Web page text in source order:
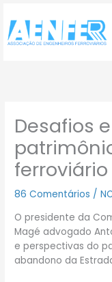
para
conteúdo
Desafios
ferroviário
86 Comentários /
O presidente da
Magé advogado
e perspectivas do
abandono da